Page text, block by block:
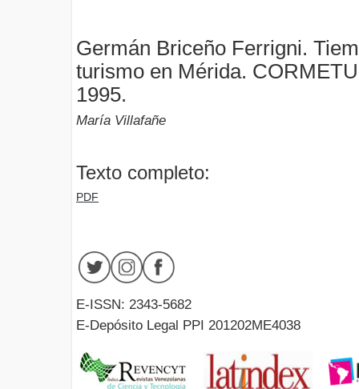
Germán Briceño Ferrigni.
turismo en Mérida.
1995.
María Villafañe
Texto completo:
PDF
E-ISSN: 2343-5682
E-Depósito Legal PPI 201202ME4038